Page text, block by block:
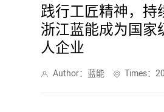
Products
践行工匠精神，
浙江蓝能成为国家
人企业
Author：蓝能 Times：